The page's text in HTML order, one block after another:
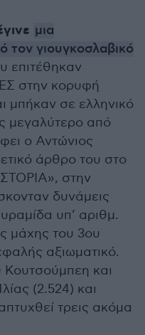
μια
τον γιουγκοσλαβικό
επιτέθηκαν
στην κορυφή
μπήκαν σε ελληνικό
μεγαλύτερο από
ο Αντώνιος
άρθρο του στο
στην
δυνάμεις
υπ’ αριθμ.
μάχης του 3ου
αξιωματικό.
Κουτσούμπεη και
(2.524) και
τρεις ακόμα